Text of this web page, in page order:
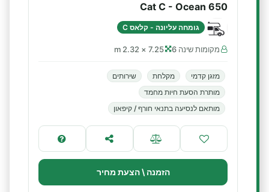
Cat C - Ocean 650
גומחה עליונה - קלאס C
מקומות שינה 6 7.25 × 2.32 m
מזגן קדמי מקלחת
שירותים
מותרת הסעת חיות מחמד
מותאם לנסיעה בתנאי חורף / קיפאון
הזמנה \ הצעת מחיר